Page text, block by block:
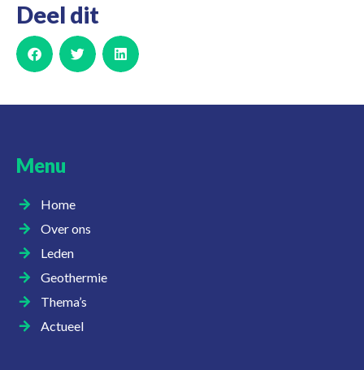
Deel dit
Menu
Home
Over ons
Leden
Geothermie
Thema’s
Actueel